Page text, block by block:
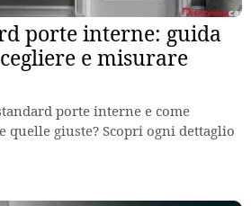
porte interne: guida
e misurare
porte interne e come
quelle giuste? Scopri ogni dettaglio